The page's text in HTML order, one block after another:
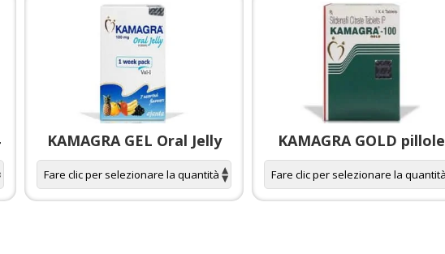
KAMAGRA GEL Oral Jelly KAMAGRA GOLD pillole